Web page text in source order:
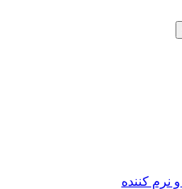
نرم کننده